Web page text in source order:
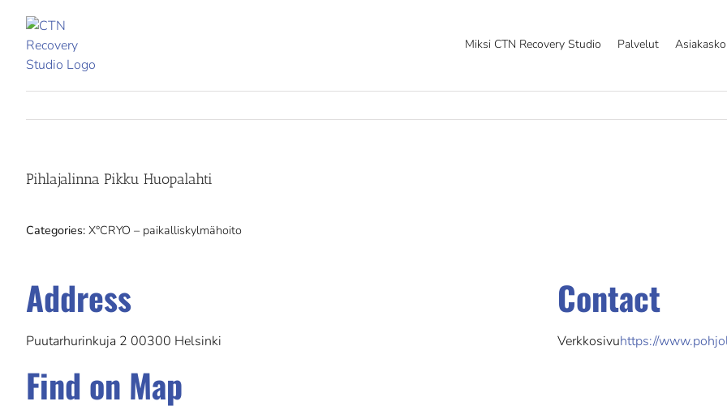
content
Miksi CTN Recovery Studio Palvelut
Pihlajalinna Pikku Huopalahti
Categories: X°CRYO – paikalliskylmähoito
Address
Puutarhurinkuja 2 00300 Helsinki
Contact
Verkkosivuhttps://
Find on Map